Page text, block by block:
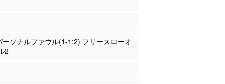
ーソナルファウル(1-1:2) フリースローオ
2